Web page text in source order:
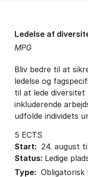
MPG
Ledelse af
Bliv bedre til at
ledelse og
til at lede
inkluderende
udfolde individets
5 ECTS
Start: 24. august
Status: Ledige
Type: Obligatorisk